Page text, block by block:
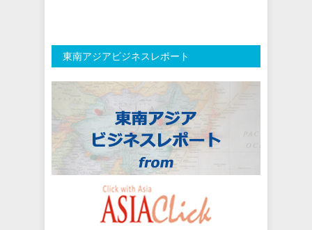
東南アジアビジネスレポート